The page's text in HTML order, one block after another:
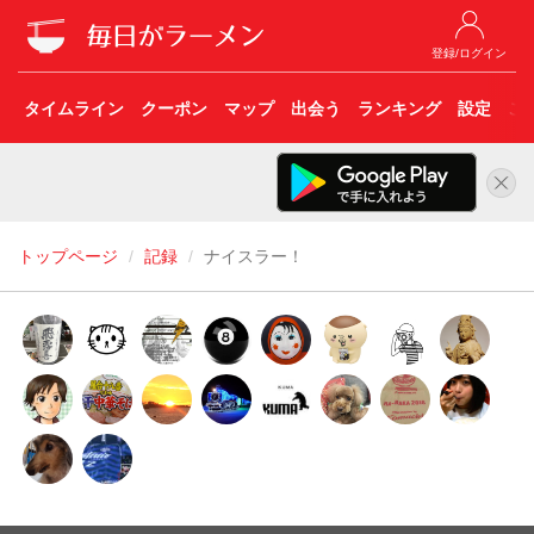
登録/ログイン
タイムライン クーポン マップ 出会う ランキング 設定 こ
トップページ 記録 ナイスラー！